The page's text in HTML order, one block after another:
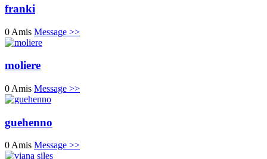
franki
0 Amis Message >>
moliere
0 Amis Message >>
guehenno
0 Amis Message >>